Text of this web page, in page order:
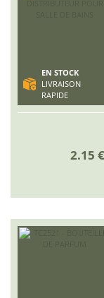
EN STOCK
LIVRAISON
RAPIDE
2.15 €